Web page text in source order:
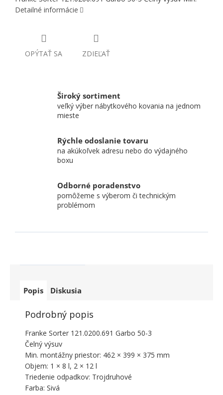
Detailné informácie
OPÝTAŤ SA ZDIEĽAŤ
Široký sortiment
veľký výber nábytkového kovania na jednom
mieste
Rýchle odoslanie tovaru
na akúkoľvek adresu nebo do výdajného
boxu
Odborné poradenstvo
pomôžeme s výberom či technickým
problémom
Popis Diskusia
Podrobný popis
Franke Sorter 121.0200.691 Garbo 50-3
Čelný výsuv
Min. montážny priestor: 462 × 399 × 375 mm
Objem: 1 × 8 l, 2 × 12 l
Triedenie odpadkov: Trojdruhové
Farba: Sivá